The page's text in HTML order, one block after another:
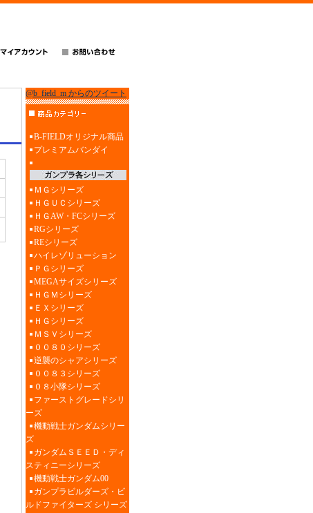
@b_field_m からのツイート
B-FIELDオリジナル商品
プレミアムバンダイ
ＭＧシリーズ
ＨＧＵＣシリーズ
ＨＧAW・FCシリーズ
RGシリーズ
REシリーズ
ハイレゾリューション
ＰＧシリーズ
MEGAサイズシリーズ
ＨＧＭシリーズ
ＥＸシリーズ
ＨＧシリーズ
ＭＳＶシリーズ
００８０シリーズ
逆襲のシャアシリーズ
００８３シリーズ
０８小隊シリーズ
ファーストグレードシリ
ーズ
機動戦士ガンダムシリー
ズ
ガンダムＳＥＥＤ・ディ
スティニーシリーズ
機動戦士ガンダム00
ガンプラビルダーズ・ビ
ルドファイターズ シリーズ